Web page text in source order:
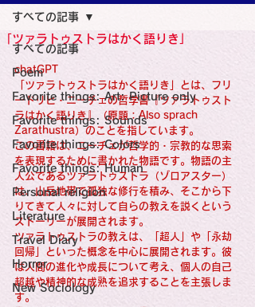
Specialist
Wide Blog
Medicine
Religion
すべての記事
Poem
Favorite things: Art: Picture only
Favorite things: Sounds
Favorite things: Colors
Favorite things: Human
Personal religion
Literature
Travel Diary
Horror
New Sociology
すべての記事
「ツァラトゥストラはかく語りき」
chatGPT
「ツァラトゥストラはかく語りき」とは、フリ
ードリヒ・ニーチェの哲学書『ツァラトゥスト
ラはかく語りき』（原題：Also sprach
Zarathustra）のことを指しています。
この書籍は、ニーチェが哲学的・宗教的な思索
を表現するために書かれた物語です。物語の主
人公であるツァラトゥストラ（ゾロアスター）
は、山岳地帯で孤独な修行を積み、そこから下
りてきて人々に対して自らの教えを説くという
ストーリーが展開されます。
ツァラトゥストラの教えは、「超人」や「永劫
回帰」といった概念を中心に展開されます。彼
は人間の進化や成長について考え、個人の自己
超越や精神的な成熟を追求することを主張しま
す。